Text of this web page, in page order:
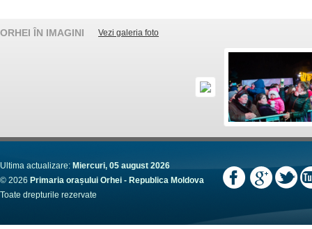
ORHEI ÎN IMAGINI Vezi galeria foto
Ultima actualizare: Miercuri, 05 august 2026
© 2026 Primaria orașului Orhei - Republica Moldova
Toate drepturile rezervate